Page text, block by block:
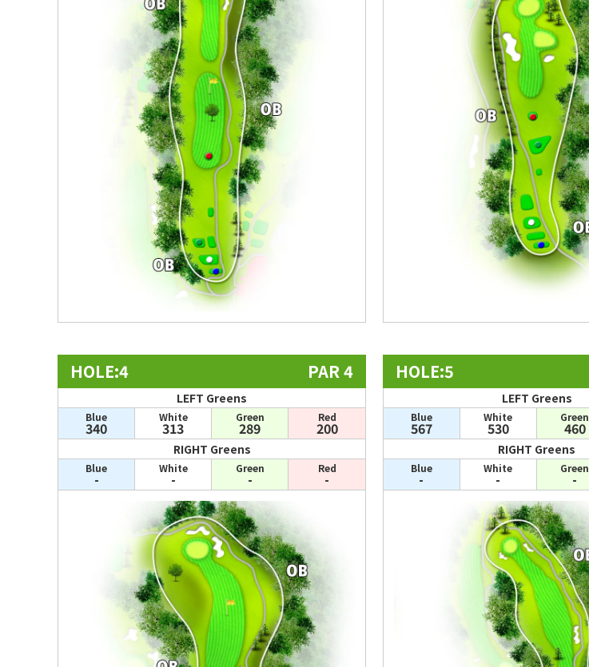
HOLE:4 PAR 4
LEFT Greens
Blue
340
White
313
Green
289
Red
200
RIGHT Greens
Blue
-
White
-
Green
-
Red
-
HOLE:5
LEFT Greens
Blue
567
White
530
Green
460
RIGHT Greens
Blue
-
White
-
Green
-